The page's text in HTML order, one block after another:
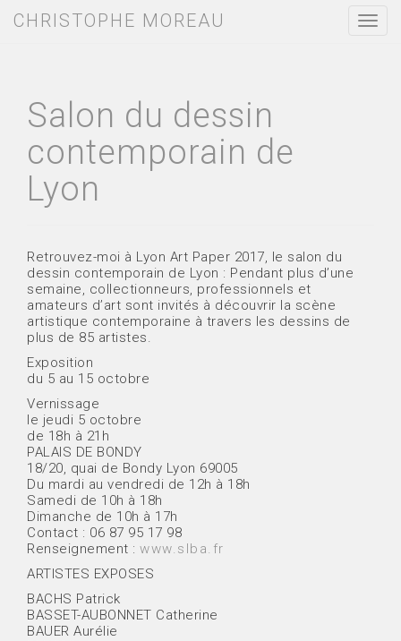
T
CHRISTOPHE MOREAU
Salon du dessin
contemporain de
Lyon
Retrouvez-moi à Lyon Art Paper 2017, le salon du
dessin contemporain de Lyon : Pendant plus d’une
semaine, collectionneurs, professionnels et
amateurs d’art sont invités à découvrir la scène
artistique contemporaine à travers les dessins de
plus de 85 artistes.
Exposition
du 5 au 15 octobre
Vernissage
le jeudi 5 octobre
de 18h à 21h
PALAIS DE BONDY
18/20, quai de Bondy Lyon 69005
Du mardi au vendredi de 12h à 18h
Samedi de 10h à 18h
Dimanche de 10h à 17h
Contact : 06 87 95 17 98
Renseignement :www.slba.fr
ARTISTES EXPOSES
BACHS Patrick
BASSET-AUBONNET Catherine
BAUER Aurélie